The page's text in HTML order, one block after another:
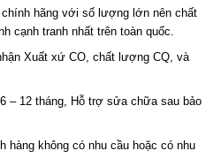
hãng với số lượng lớn nên chất
cạnh tranh nhất trên toàn quốc.
Xuất xứ CO, chất lượng CQ, và
– 12 tháng, Hỗ trợ sửa chữa sau bảo
hàng không có nhu cầu hoặc có nhu